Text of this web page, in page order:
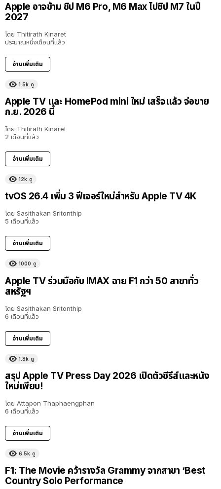
Apple อาจข้าม ชิป M6 Pro, M6 Max ไปชิป M7 ในปี
2027
โดย Thitirath Kinaret
ประมาณหนึ่งเดือนที่แล้ว
อ่านเพิ่มเติม
1.5k ดู
Apple TV และ HomePod mini ใหม่ เสร็จแล้ว จ่อขาย
ก.ย. 2026 นี้
โดย Thitirath Kinaret
2 เดือนที่แล้ว
อ่านเพิ่มเติม
12k ดู
tvOS 26.4 เพิ่ม 3 ฟีเจอร์ใหม่สำหรับ Apple TV 4K
โดย Sasithakan Sritonthip
5 เดือนที่แล้ว
อ่านเพิ่มเติม
1000 ดู
Apple TV ร่วมมือกับ IMAX ฉาย F1 กว่า 50 สาขาทั่ว
สหรัฐฯ
โดย Sasithakan Sritonthip
6 เดือนที่แล้ว
อ่านเพิ่มเติม
1.8k ดู
สรุป Apple TV Press Day 2026 เปิดตัวซีรีส์และหนัง
ใหม่เพียบ!
โดย Attapon Thaphaengphan
6 เดือนที่แล้ว
อ่านเพิ่มเติม
6.5k ดู
F1: The Movie คว้ารางวัล Grammy จากสาขา ‘Best
Country Solo Performance